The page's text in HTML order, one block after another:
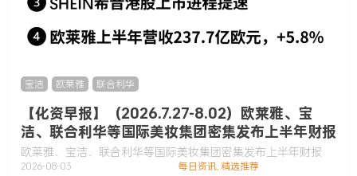
宝洁 欧莱雅 联合利华
【化资早报】（2026.7.27-8.02）欧莱雅、宝
洁、联合利华等国际美妆集团密集发布上半年财报
欧莱雅、宝洁、联合利华等国际美妆集团密集发布上半年财报
2026-08-03 每日资讯,精选推荐